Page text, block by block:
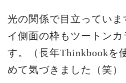
光の関係で目立っていま
イ側面の枠もツートンカ
す。（長年Thinkbookを
めて気づきました（笑）